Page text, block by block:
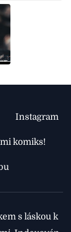
Instagram
komiks!
s láskou k